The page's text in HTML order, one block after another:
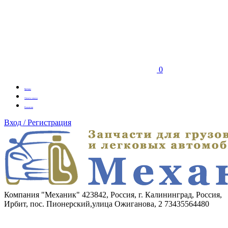
0
Бренды
Оплата заказа
Вакансии
Вход / Регистрация
Компания "Механик" 423842, Россия, г. Калининград, Россия,
Ирбит, пос. Пионерский,улица Ожиганова, 2 73435564480